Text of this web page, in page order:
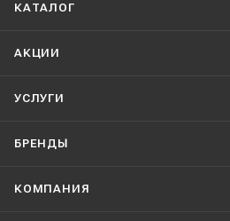
КАТАЛОГ
АКЦИИ
УСЛУГИ
БРЕНДЫ
КОМПАНИЯ